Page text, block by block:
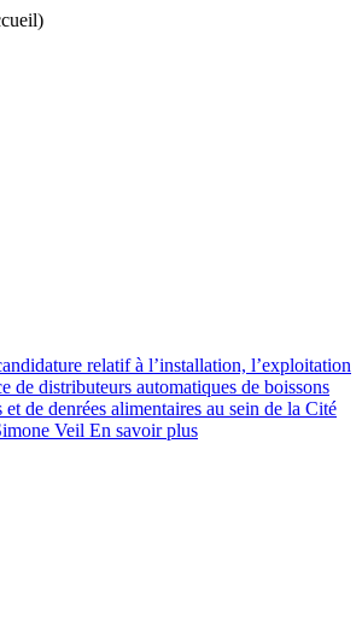
relatif à l’installation, l’exploitation
de distributeurs automatiques de boissons
et de denrées alimentaires au sein de la Cité
Veil En savoir plus